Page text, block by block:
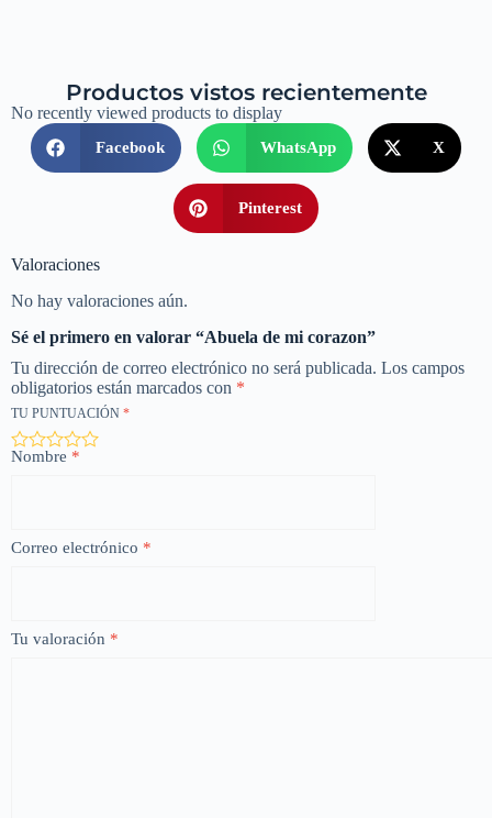
Productos vistos recientemente
No recently viewed products to display
Facebook WhatsApp X
Pinterest
Valoraciones
No hay valoraciones aún.
Sé el primero en valorar “Abuela de mi corazon”
Tu dirección de correo electrónico no será publicada. Los campos
obligatorios están marcados con *
TU PUNTUACIÓN *
Nombre *
Correo electrónico *
Tu valoración *